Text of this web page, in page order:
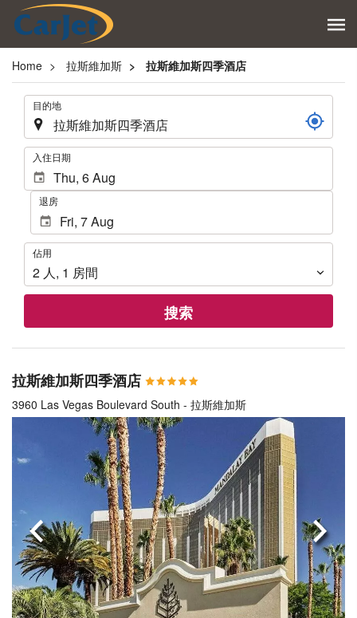
Home 拉斯維加斯 拉斯維加斯四季酒店
. 目的地
. 入住日期
退房
佔
用
佔用
2 人, 1 房間
搜索
拉斯維加斯四季酒店
3960 Las Vegas Boulevard South - 拉斯維加斯
上一頁 下一